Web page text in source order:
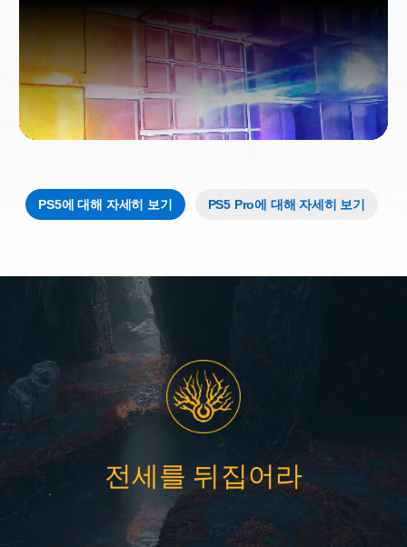
PS5에 대해 자세히 보기 PS5 Pro에 대해 자세히 보기
전세를 뒤집어라